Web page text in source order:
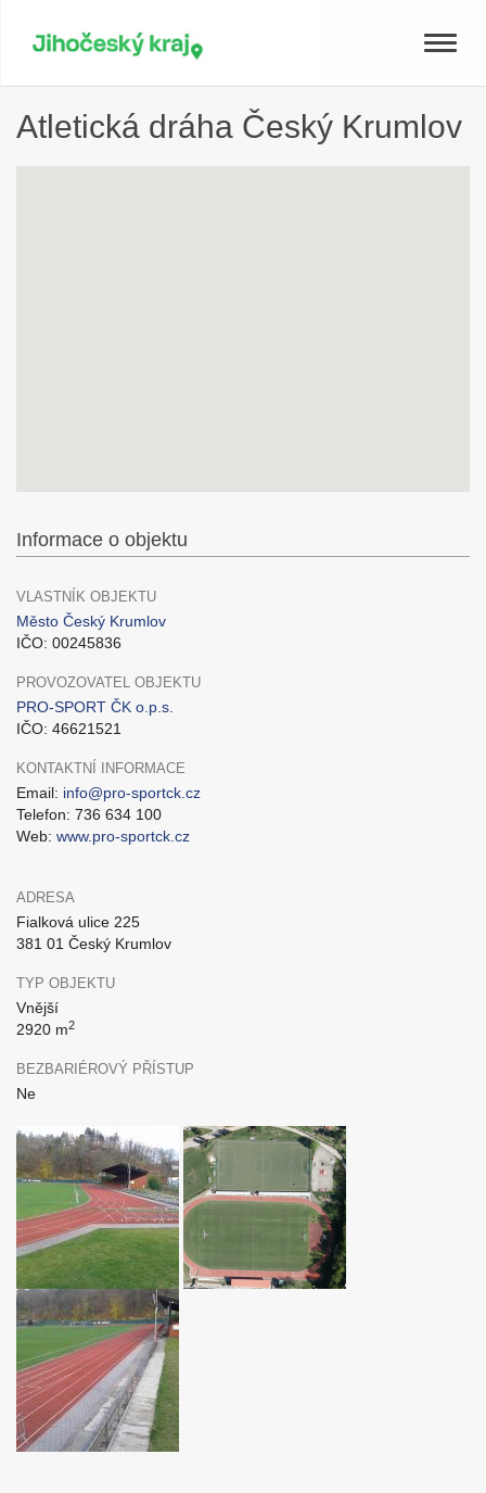
Toggle
Atletická dráha Český Krumlov
Informace o objektu
VLASTNÍK OBJEKTU
Město Český Krumlov
IČO: 00245836
PROVOZOVATEL OBJEKTU
PRO-SPORT ČK o.p.s.
IČO: 46621521
KONTAKTNÍ INFORMACE
Email: info@pro-sportck.cz
Telefon: 736 634 100
Web: www.pro-sportck.cz
ADRESA
Fialková ulice 225
381 01 Český Krumlov
TYP OBJEKTU
Vnější
2920 m2
BEZBARIÉROVÝ PŘÍSTUP
Ne